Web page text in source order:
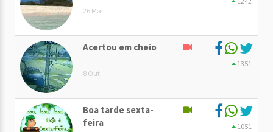
26 Mar
Acertou em cheio
8 Out
1351
Boa tarde sexta-
feira
1051